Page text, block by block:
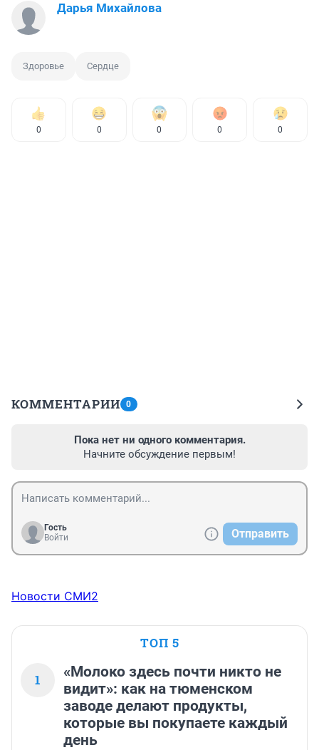
Дарья Михайлова
Здоровье Сердце
0 0 0 0 0
КОММЕНТАРИИ 0
Пока нет ни одного комментария.
Начните обсуждение первым!
Гость
Войти
Отправить
Новости СМИ2
ТОП 5
1
«Молоко здесь почти никто не
видит»: как на тюменском
заводе делают продукты,
которые вы покупаете каждый
день